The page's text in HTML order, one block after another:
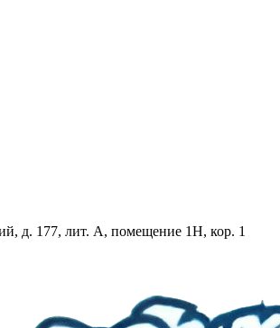
д. 177, лит. А, помещение 1Н, кор. 1